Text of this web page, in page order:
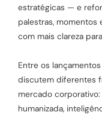
estratégicas — e
palestras, momentos
com mais clareza
Entre os
discutem diferentes
mercado
humanizada,